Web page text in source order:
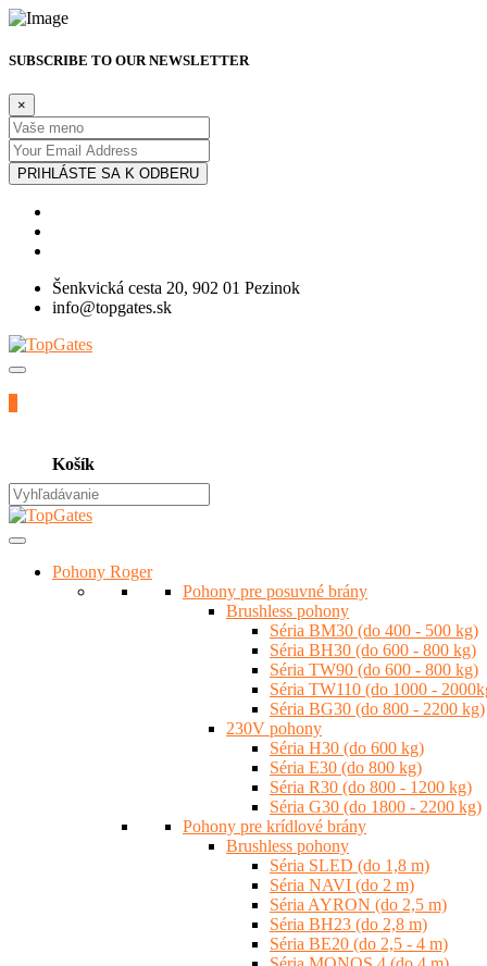
SUBSCRIBE TO OUR NEWSLETTER
×
PRIHLÁSTE SA K ODBERU
Šenkvická cesta 20, 902 01 Pezinok
info@topgates.sk
Košík
Pohony Roger
Pohony pre posuvné brány
Brushless pohony
Séria BM30 (do 400 - 500 kg)
Séria BH30 (do 600 - 800 kg)
Séria TW90 (do 600 - 800 kg)
Séria TW110 (do 1000 -
Séria BG30 (do 800 - 2200 kg)
230V pohony
Séria H30 (do 600 kg)
Séria E30 (do 800 kg)
Séria R30 (do 800 - 1200 kg)
Séria G30 (do 1800 - 2200 kg)
Pohony pre krídlové brány
Brushless pohony
Séria SLED (do 1,8 m)
Séria NAVI (do 2 m)
Séria AYRON (do 2,5 m)
Séria BH23 (do 2,8 m)
Séria BE20 (do 2,5 - 4 m)